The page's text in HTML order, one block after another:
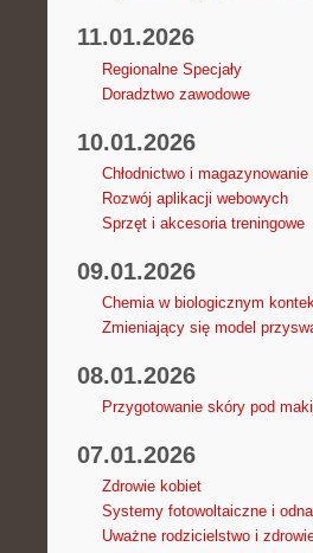
11.01.2026
Regionalne Specjały
Doradztwo zawodowe
10.01.2026
Chłodnictwo i magazynowanie
Rozwój aplikacji webowych
Sprzęt i akcesoria treningowe
09.01.2026
Chemia w biologicznym
Zmieniający się model
08.01.2026
Przygotowanie skóry pod
07.01.2026
Zdrowie kobiet
Systemy fotowoltaiczne i
Uważne rodzicielstwo i